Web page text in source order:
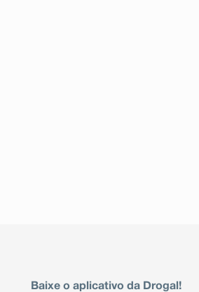
Baixe o aplicativo da Drogal!